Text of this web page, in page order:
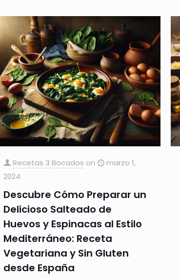
Recetas 3 Bocados on
marzo 1,
2024
Descubre Cómo Preparar un
Delicioso Salteado de
Huevos y Espinacas al Estilo
Mediterráneo: Receta
Vegetariana y Sin Gluten
desde España